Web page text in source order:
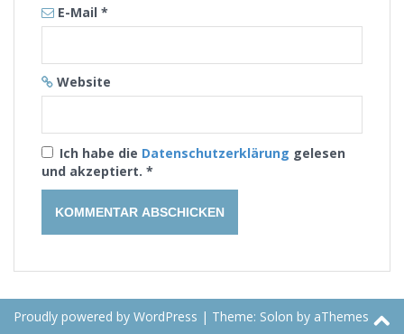
E-Mail *
Website
Ich habe die Datenschutzerklärung gelesen
und akzeptiert. *
Proudly powered by WordPress | Theme: Solon by aThemes